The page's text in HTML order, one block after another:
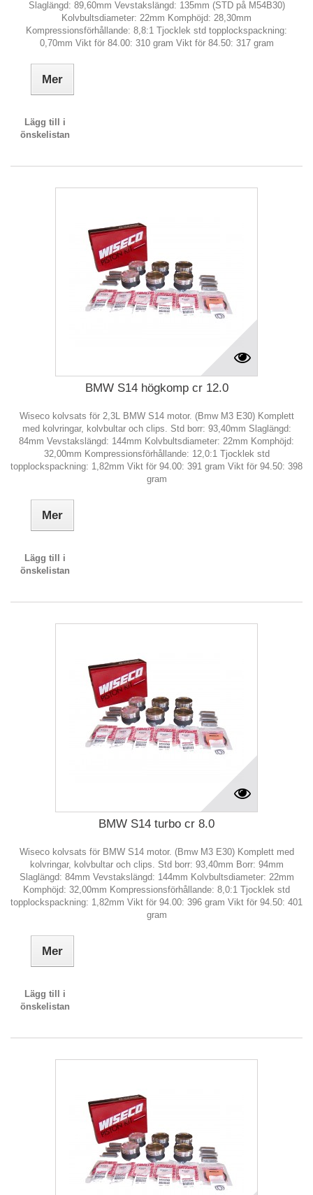
Slaglängd: 89,60mm Vevstakslängd: 135mm (STD på M54B30)
Kolvbultsdiameter: 22mm Komphöjd: 28,30mm
Kompressionsförhållande: 8,8:1 Tjocklek std topplockspackning:
0,70mm Vikt för 84.00: 310 gram Vikt för 84.50: 317 gram
Mer
Lägg till i
önskelistan
BMW S14 högkomp cr 12.0
Wiseco kolvsats för 2,3L BMW S14 motor. (Bmw M3 E30) Komplett
med kolvringar, kolvbultar och clips. Std borr: 93,40mm Slaglängd:
84mm Vevstakslängd: 144mm Kolvbultsdiameter: 22mm Komphöjd:
32,00mm Kompressionsförhållande: 12,0:1 Tjocklek std
topplockspackning: 1,82mm Vikt för 94.00: 391 gram Vikt för 94.50: 398
gram
Mer
Lägg till i
önskelistan
BMW S14 turbo cr 8.0
Wiseco kolvsats för BMW S14 motor. (Bmw M3 E30) Komplett med
kolvringar, kolvbultar och clips. Std borr: 93,40mm Borr: 94mm
Slaglängd: 84mm Vevstakslängd: 144mm Kolvbultsdiameter: 22mm
Komphöjd: 32,00mm Kompressionsförhållande: 8,0:1 Tjocklek std
topplockspackning: 1,82mm Vikt för 94.00: 396 gram Vikt för 94.50: 401
gram
Mer
Lägg till i
önskelistan